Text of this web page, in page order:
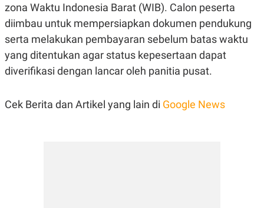
zona Waktu Indonesia Barat (WIB). Calon peserta
diimbau untuk mempersiapkan dokumen pendukung
serta melakukan pembayaran sebelum batas waktu
yang ditentukan agar status kepesertaan dapat
diverifikasi dengan lancar oleh panitia pusat.
Cek Berita dan Artikel yang lain di Google News